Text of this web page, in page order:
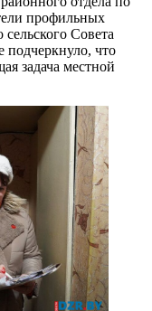
профильных
Совета
подчеркнуло, что
задача местной